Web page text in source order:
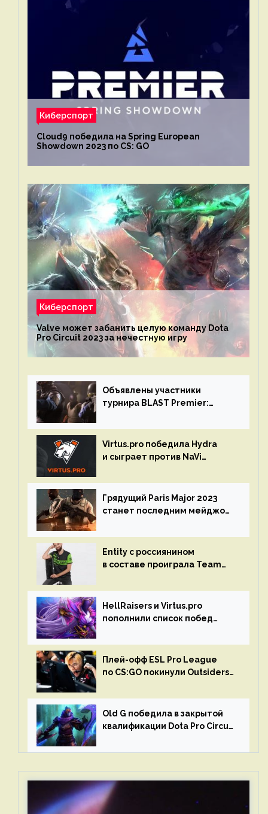
Киберспорт
Cloud9 победила на Spring European
Showdown 2023 по CS: GO
Киберспорт
Valve может забанить целую команду Dota
Pro Circuit 2023 за нечестную игру
Объявлены участники
турнира BLAST Premier:
Virtus.pro победила Hydra
и сыграет против NaVi
Грядущий Paris Major 2023
станет последним мейджор-
Entity с россиянином
в составе проиграла Team
HellRaisers и Virtus.pro
пополнили список побед
Плей-офф ESL Pro League
по CS:GO покинули Outsiders
Old G победила в закрытой
квалификации Dota Pro Circuit